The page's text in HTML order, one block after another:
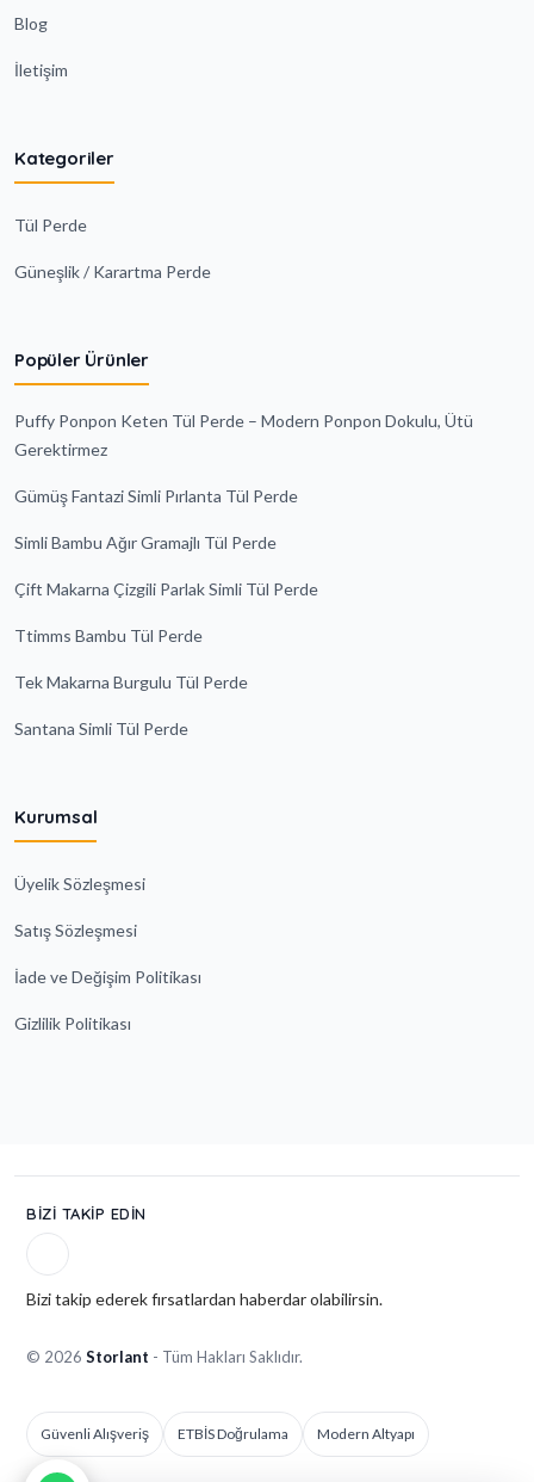
Blog
İletişim
Kategoriler
Tül Perde
Güneşlik / Karartma Perde
Popüler Ürünler
Puffy Ponpon Keten Tül Perde – Modern Ponpon Dokulu, Ütü
Gerektirmez
Gümüş Fantazi Simli Pırlanta Tül Perde
Simli Bambu Ağır Gramajlı Tül Perde
Çift Makarna Çizgili Parlak Simli Tül Perde
Ttimms Bambu Tül Perde
Tek Makarna Burgulu Tül Perde
Santana Simli Tül Perde
Kurumsal
Üyelik Sözleşmesi
Satış Sözleşmesi
İade ve Değişim Politikası
Gizlilik Politikası
BIZI TAKIP EDIN
Bizi takip ederek fırsatlardan haberdar olabilirsin.
© 2026 Storlant - Tüm Hakları Saklıdır.
Güvenli Alışveriş ETBİS Doğrulama Modern Altyapı